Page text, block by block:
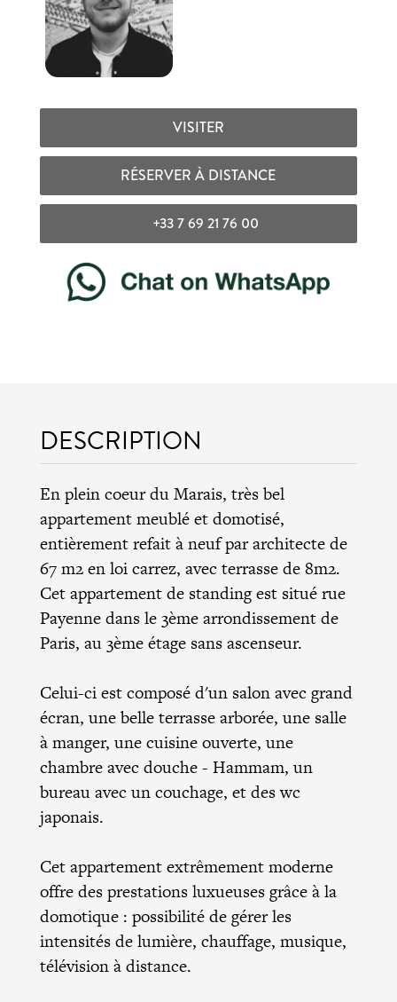
VISITER
RÉSERVER À DISTANCE
+33 7 69 21 76 00
DESCRIPTION
En plein coeur du Marais, très bel
appartement meublé et domotisé,
entièrement refait à neuf par architecte de
67 m2 en loi carrez, avec terrasse de 8m2.
Cet appartement de standing est situé rue
Payenne dans le 3ème arrondissement de
Paris, au 3ème étage sans ascenseur.
Celui-ci est composé d'un salon avec grand
écran, une belle terrasse arborée, une salle
à manger, une cuisine ouverte, une
chambre avec douche - Hammam, un
bureau avec un couchage, et des wc
japonais.
Cet appartement extrêmement moderne
offre des prestations luxueuses grâce à la
domotique : possibilité de gérer les
intensités de lumière, chauffage, musique,
télévision à distance.